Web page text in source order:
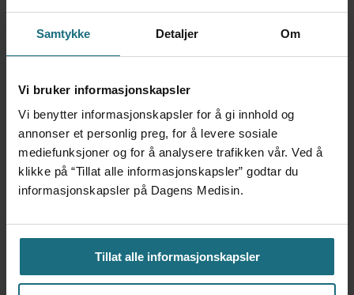
Samtykke Detaljer Om
Vi bruker informasjonskapsler
Vi benytter informasjonskapsler for å gi innhold og
annonser et personlig preg, for å levere sosiale
mediefunksjoner og for å analysere trafikken vår. Ved å
klikke på “Tillat alle informasjonskapsler” godtar du
informasjonskapsler på Dagens Medisin.
Tillat alle informasjonskapsler
Ledende kreftlege i
Storbritannia begeistret for
ny norsk celleterapi